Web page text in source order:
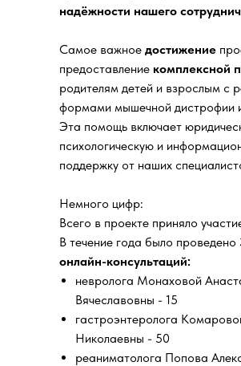
надёжности нашего
Самое важное достижение
предоставление комплексной
родителям детей и взрослым с
формами мышечной дистрофии
Эта помощь включает
психологическую и
поддержку от наших
Немного цифр:
Всего в проекте приняло
В течение года было проведено
онлайн-консультаций:
невролога Монаховой
Вячеславовны - 15
гастроэнтеролога
Николаевны - 50
реаниматолога Попова